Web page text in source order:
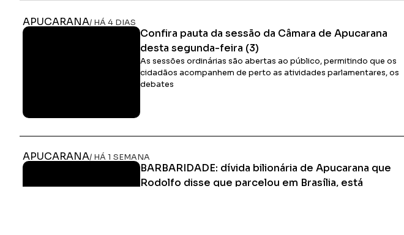
APUCARANA/ HÁ 4 DIAS
Confira pauta da sessão da Câmara de Apucarana
desta segunda-feira (3)
As sessões ordinárias são abertas ao público, permitindo que os
cidadãos acompanhem de perto as atividades parlamentares, os
debates
APUCARANA/ HÁ 1 SEMANA
BARBARIDADE: dívida bilionária de Apucarana que
Rodolfo disse que parcelou em Brasília, está